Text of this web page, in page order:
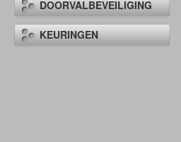
DOORVALBEVEILIGING
KEURINGEN